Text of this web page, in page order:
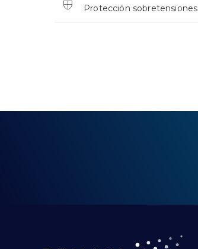
Protección sobretensiones